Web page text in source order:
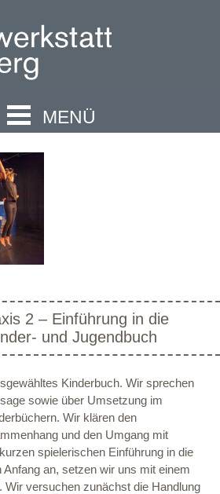
MENÜ
2 – Einführung in die
und Jugendbuch
Kinderbuch. Wir sprechen
sowie über Umsetzung im
Wir klären den
und den Umgang mit
spielerischen Einführung in die
an, setzen wir uns mit einem
Wir versuchen zunächst die Handlung